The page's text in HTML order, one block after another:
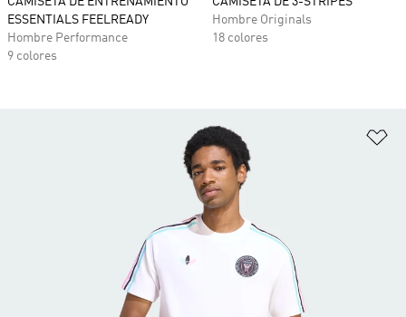
ESSENTIALS FEELREADY
Hombre Performance
9 colores
Hombre Originals
18 colores